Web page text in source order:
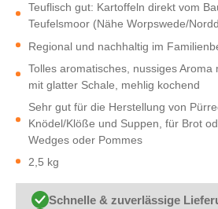
Teuflisch gut: Kartoffeln direkt vom
Teufelsmoor (Nähe Worpswede/
Regional und nachhaltig im
Tolles aromatisches, nussiges Aroma
mit glatter Schale, mehlig kochend
Sehr gut für die Herstellung von
Knödel/Klöße und Suppen, für Brot
Wedges oder Pommes
2,5 kg
Schnelle & zuverlässige